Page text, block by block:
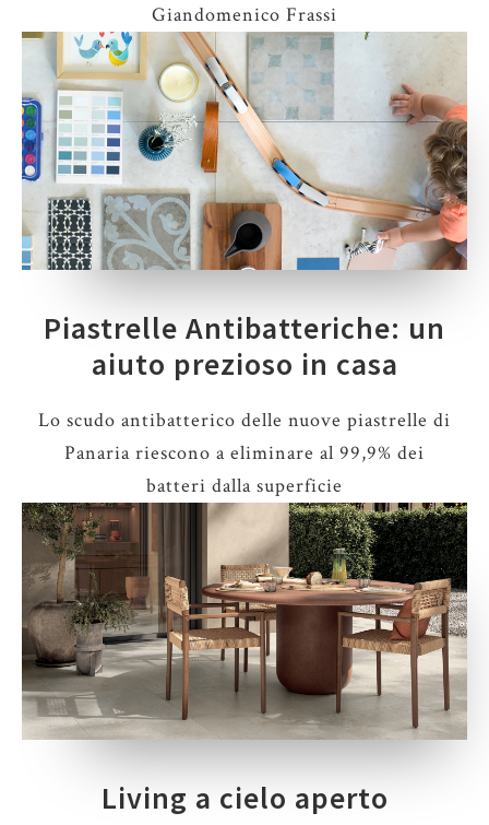
Giandomenico Frassi
Piastrelle Antibatteriche: un
aiuto prezioso in casa
Lo scudo antibatterico delle nuove piastrelle di
Panaria riescono a eliminare al 99,9% dei
batteri dalla superficie
Living a cielo aperto